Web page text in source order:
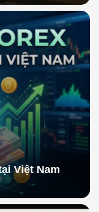
Việt Nam